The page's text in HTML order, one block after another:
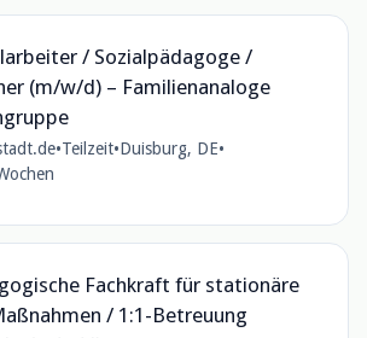
/ Sozialpädagoge /
(m/w/d) – Familienanaloge
•Teilzeit•Duisburg, DE•
Fachkraft für stationäre
/ 1:1-Betreuung